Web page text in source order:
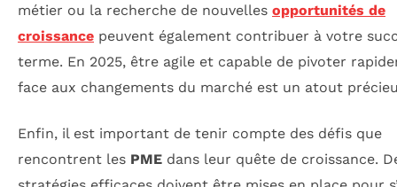
métier ou la recherche de nouvelles opportunités de
croissance peuvent également contribuer à votre
terme. En 2025, être agile et capable de pivoter
face aux changements du marché est un atout
Enfin, il est important de tenir compte des défis que
rencontrent les PME dans leur quête de croissance.